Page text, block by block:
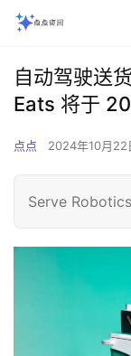
自动驾驶送
Eats 将于
点点 2024年10月22
Serve